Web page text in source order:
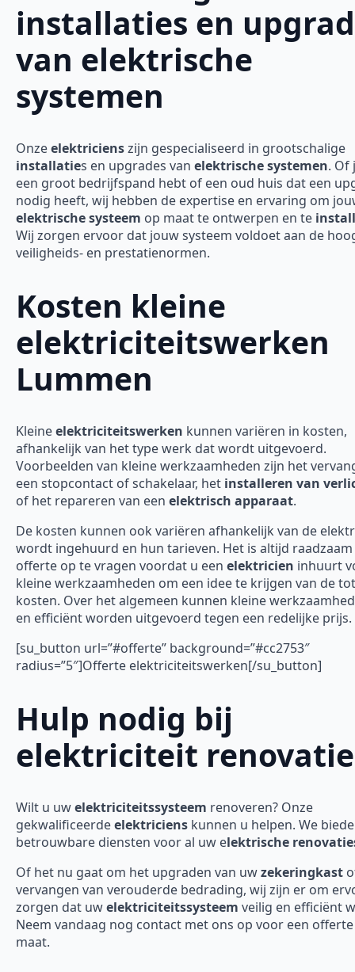
installaties en
van elektrische
systemen
Onzeelektricienszijn gespecialiseerd in grootschalige
installaties en upgrades van elektrische systemen. Of
een groot bedrijfspand hebt of een oud huis dat een
nodig heeft, wij hebben de expertise en ervaring om
elektrische systeem op maat te ontwerpen en te
Wij zorgen ervoor dat jouw systeem voldoet aan de
veiligheids- en prestatienormen.
Kosten kleine
elektriciteitswerken
Lummen
Kleineelektriciteitswerken kunnen variëren in kosten,
afhankelijk van het type werk dat wordt uitgevoerd.
Voorbeelden van kleine werkzaamheden zijn het
een stopcontact of schakelaar, het installeren van
of het repareren van een elektrisch apparaat.
De kosten kunnen ook variëren afhankelijk van de
wordt ingehuurd en hun tarieven. Het is altijd
offerte op te vragen voordat u een elektricien inhuurt
kleine werkzaamheden om een idee te krijgen van de
kosten. Over het algemeen kunnen kleine
en efficiënt worden uitgevoerd tegen een redelijke prijs.
[su_button url=”#offerte” background=”#cc2753″
radius=”5″]Offerte elektriciteitswerken[/su_button]
Hulp nodig bij
elektriciteit
Wilt u uwelektriciteitssysteem renoveren? Onze
gekwalificeerdeelektriciens kunnen u helpen. We
betrouwbare diensten voor al uw elektrische
Of het nu gaat om het upgraden van uwzekeringkast
vervangen van verouderde bedrading, wij zijn er om
zorgen dat uwelektriciteitssysteem veilig en efficiënt
Neem vandaag nog contact met ons op voor een
maat.